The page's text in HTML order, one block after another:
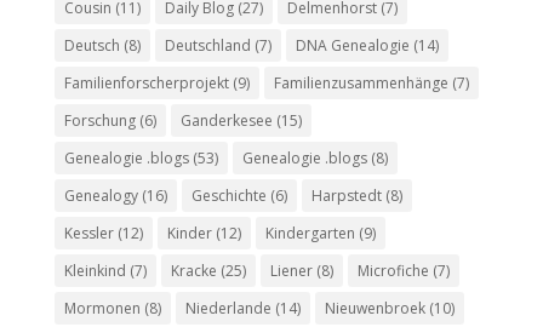
Cousin (11) Daily Blog(27) Delmenhorst(7)
Deutsch (8) Deutschland (7) DNA Genealogie (14)
Familienforscherprojekt(9) Familienzusammenhänge (7)
Forschung(6) Ganderkesee (15)
Genealogie .blogs(53) Genealogie .blogs(8)
Genealogy(16) Geschichte (6) Harpstedt(8)
Kessler(12) Kinder(12) Kindergarten (9)
Kleinkind (7) Kracke (25) Liener(8) Microfiche (7)
Mormonen (8) Niederlande (14) Nieuwenbroek(10)